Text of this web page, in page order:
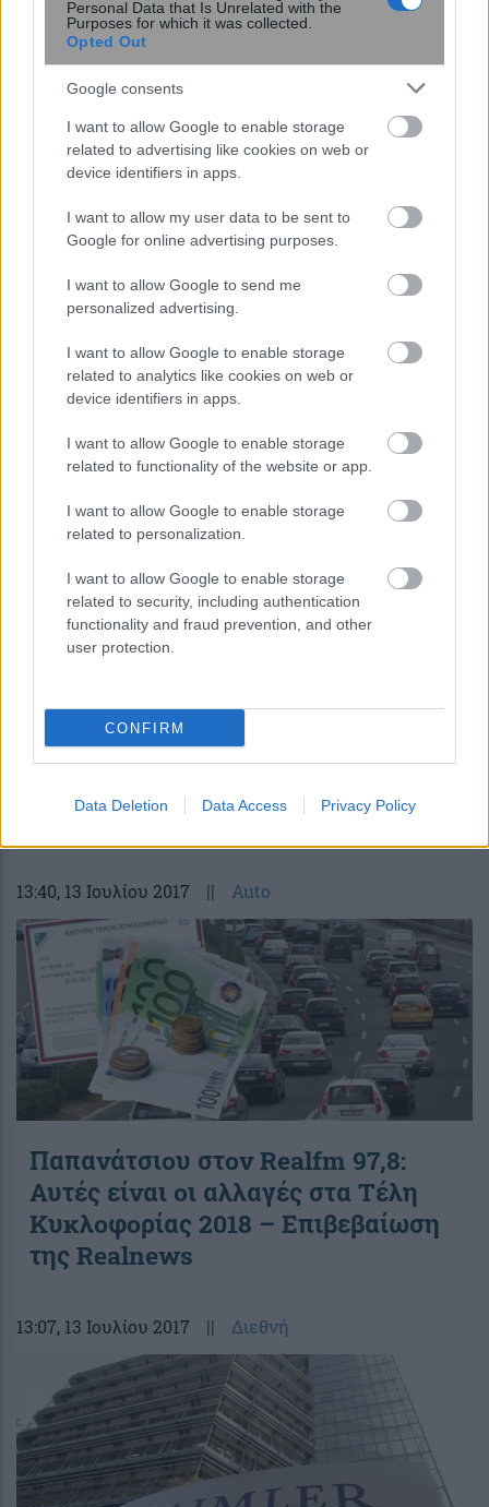
Personal Data that Is Unrelated with the
Purposes for which it was collected.
Opted Out
Google consents
I want to allow Google to enable storage
related to advertising like cookies on web or
device identifiers in apps.
I want to allow my user data to be sent to
Google for online advertising purposes.
I want to allow Google to send me
personalized advertising.
I want to allow Google to enable storage
related to analytics like cookies on web or
device identifiers in apps.
I want to allow Google to enable storage
related to functionality of the website or app.
I want to allow Google to enable storage
related to personalization.
I want to allow Google to enable storage
related to security, including authentication
functionality and fraud prevention, and other
user protection.
CONFIRM
Data Deletion Data Access Privacy Policy
Τροπολογία για τα κατεστραμμένα
αυτοκίνητα πριν το 2004 – Πως τα
Ανασφάλιστα οχήματα: Δεν επιβάλλεται
στους 10 ιδιοκτήτες τα ασφάλισαν
13:40, 13 Ιουλίου 2017 || Auto
Παπανάτσιου στον Realfm 97,8:
Αυτές είναι οι αλλαγές στα Τέλη
Κυκλοφορίας 2018 – Επιβεβαίωση
της Realnews
13:07, 13 Ιουλίου 2017 || Διεθνή